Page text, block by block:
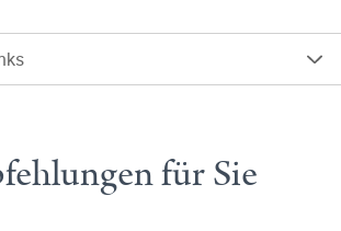
für Sie